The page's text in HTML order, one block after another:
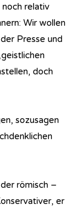
relativ
Wir wollen
Presse und
doch
sozusagen
römisch –
er